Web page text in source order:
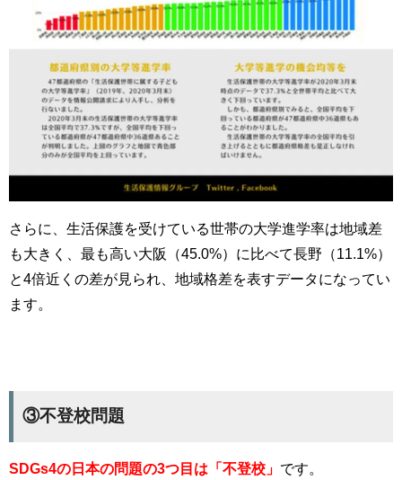
さらに、生活保護を受けている世帯の大学進学率は地域差
も大きく、最も高い大阪（45.0%）に比べて長野（11.1%）
と4倍近くの差が見られ、地域格差を表すデータになってい
ます。
③不登校問題
SDGs4の日本の問題の3つ目は 「不登校」 です。